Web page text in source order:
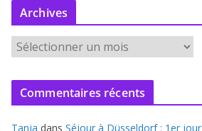
Archives
r
c
Commentaires récents
Tanja dans Séjour à Düsseldorf : 1er jour